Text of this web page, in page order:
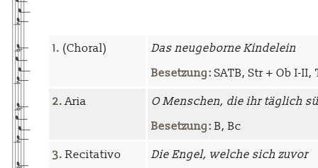
1. (Choral)
Das neugeborne Kindelein
Besetzung: SATB, Str + Ob I-
2.Aria
O Menschen, die ihr täglich
Besetzung: B, Bc
3. Recitativo
Die Engel, welche sich zuvor